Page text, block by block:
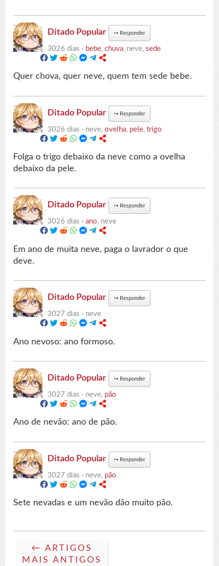
Ditado Popular ↪ Responder
3026 dias · bebe,chuva, neve,sede
Quer chova, quer neve, quem tem sede bebe.
Ditado Popular ↪ Responder
3026 dias · neve,ovelha, pele,trigo
Folga o trigo debaixo da neve como a ovelha
debaixo da pele.
Ditado Popular ↪ Responder
3026 dias ·ano, neve
Em ano de muita neve, paga o lavrador o que
deve.
Ditado Popular ↪ Responder
3027 dias · neve
Ano nevoso: ano formoso.
Ditado Popular ↪ Responder
3027 dias · neve, pão
Ano de nevão: ano de pão.
Ditado Popular ↪ Responder
3027 dias · neve, pão
Sete nevadas e um nevão dão muito pão.
← ARTIGOS
MAIS ANTIGOS